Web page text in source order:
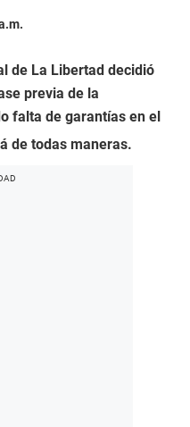
de La Libertad decidió
previa de la
falta de garantías en el
de todas maneras.